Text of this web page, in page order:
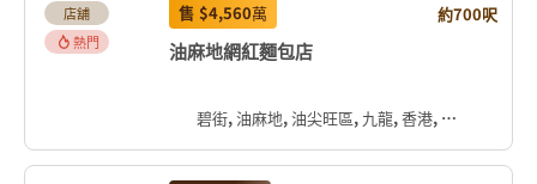
店舖
熱門
售 $4,560萬 約700呎
油麻地網紅麵包店
碧街, 油麻地, 油尖旺區, 九龍, 香港, 中国